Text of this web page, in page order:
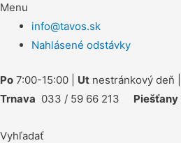
Menu
info@tavos.sk
Nahlásené odstávky
Po 7:00-15:00 | Ut nestránkový deň |
Trnava 033 / 59 66 213 Piešťany
Vyhľadať